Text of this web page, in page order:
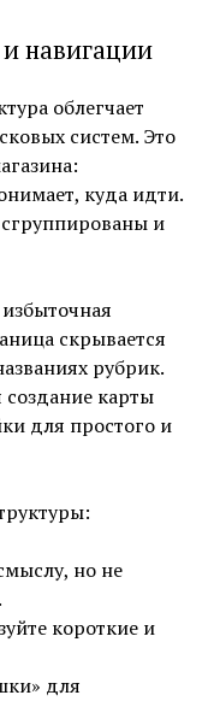
навигации
облегчает
систем. Это
куда идти.
и
скрывается
рубрик.
карты
для простого и
но не
короткие и
для